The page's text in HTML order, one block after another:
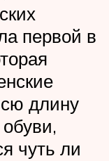
первой в
длину
чуть ли